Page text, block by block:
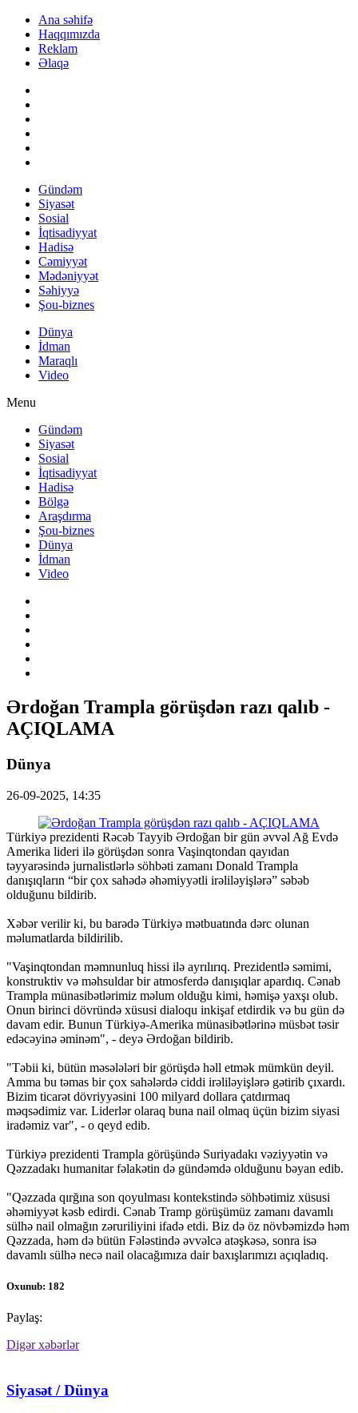
Ana səhifə
Haqqımızda
Reklam
Əlaqə
Gündəm
Siyasət
Sosial
İqtisadiyyat
Hadisə
Cəmiyyət
Mədəniyyət
Səhiyyə
Şou-biznes
Dünya
İdman
Maraqlı
Video
Menu
Gündəm
Siyasət
Sosial
İqtisadiyyat
Hadisə
Bölgə
Araşdırma
Şou-biznes
Dünya
İdman
Video
Ərdoğan Trampla görüşdən razı qalıb -
AÇIQLAMA
Dünya
26-09-2025, 14:35
Türkiyə prezidenti Rəcəb Tayyib Ərdoğan bir gün əvvəl Ağ Evdə
Amerika lideri ilə görüşdən sonra Vaşinqtondan qayıdan
təyyarəsində jurnalistlərlə söhbəti zamanı Donald Trampla
danışıqların “bir çox sahədə əhəmiyyətli irəliləyişlərə” səbəb
olduğunu bildirib.
Xəbər verilir ki, bu barədə Türkiyə mətbuatında dərc olunan
məlumatlarda bildirilib.
"Vaşinqtondan məmnunluq hissi ilə ayrılırıq. Prezidentlə səmimi,
konstruktiv və məhsuldar bir atmosferdə danışıqlar apardıq. Cənab
Trampla münasibətlərimiz məlum olduğu kimi, həmişə yaxşı olub.
Onun birinci dövründə xüsusi dialoqu inkişaf etdirdik və bu gün də
davam edir. Bunun Türkiyə-Amerika münasibətlərinə müsbət təsir
edəcəyinə əminəm", - deyə Ərdoğan bildirib.
"Təbii ki, bütün məsələləri bir görüşdə həll etmək mümkün deyil.
Amma bu təmas bir çox sahələrdə ciddi irəliləyişlərə gətirib çıxardı.
Bizim ticarət dövriyyəsini 100 milyard dollara çatdırmaq
məqsədimiz var. Liderlər olaraq buna nail olmaq üçün bizim siyasi
iradəmiz var", - o qeyd edib.
Türkiyə prezidenti Trampla görüşündə Suriyadakı vəziyyətin və
Qəzzadakı humanitar fəlakətin də gündəmdə olduğunu bəyan edib.
"Qəzzada qırğına son qoyulması kontekstində söhbətimiz xüsusi
əhəmiyyət kəsb edirdi. Cənab Tramp görüşümüz zamanı davamlı
sülhə nail olmağın zəruriliyini ifadə etdi. Biz də öz növbəmizdə həm
Qəzzada, həm də bütün Fələstində əvvəlcə atəşkəsə, sonra isə
davamlı sülhə necə nail olacağımıza dair baxışlarımızı açıqladıq.
Oxunub: 182
Paylaş:
Digər xəbərlər
Siyasət / Dünya